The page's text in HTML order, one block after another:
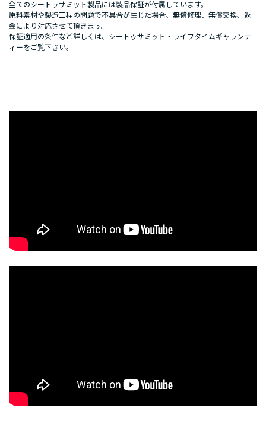
全てのシートゥサミット製品には製品保証が付属しています。
原料素材や製造工程の問題で不具合が生じた場合、無償修理、無償交換、返
金により対応させて頂きます。
保証適用の条件など詳しくは、 シートゥサミット・ライフタイムギャランテ
ィーをご覧下さい。